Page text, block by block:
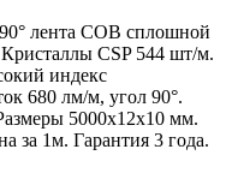
лента COB сплошной
CSP 544 шт/м.
индекс
680 лм/м, угол 90°.
5000х12х10 мм.
за 1м. Гарантия 3 года.